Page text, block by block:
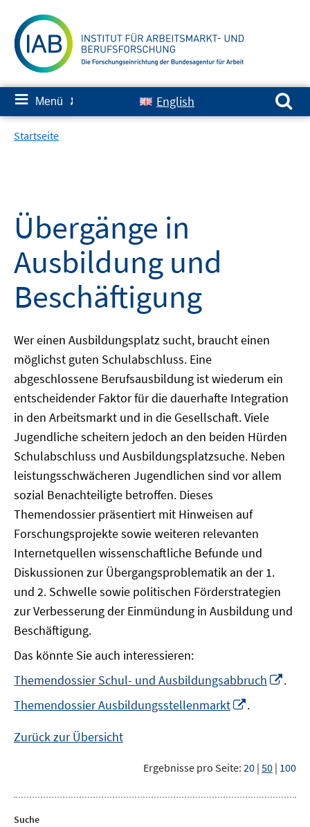
zum
Inhalt
≡ Menü ✘ English
Suchen nach:
Startseite
Übergänge in
Ausbildung und
Beschäftigung
Wer einen Ausbildungsplatz sucht, braucht einen
möglichst guten Schulabschluss. Eine
abgeschlossene Berufsausbildung ist wiederum ein
entscheidender Faktor für die dauerhafte Integration
in den Arbeitsmarkt und in die Gesellschaft. Viele
Jugendliche scheitern jedoch an den beiden Hürden
Schulabschluss und Ausbildungsplatzsuche. Neben
leistungsschwächeren Jugendlichen sind vor allem
sozial Benachteiligte betroffen. Dieses
Themendossier präsentiert mit Hinweisen auf
Forschungsprojekte sowie weiteren relevanten
Internetquellen wissenschaftliche Befunde und
Diskussionen zur Übergangsproblematik an der 1.
und 2. Schwelle sowie politischen Förderstrategien
zur Verbesserung der Einmündung in Ausbildung und
Beschäftigung.
Das könnte Sie auch interessieren:
Themendossier Schul- und Ausbildungsabbruch
.
Themendossier Ausbildungsstellenmarkt
.
Zurück zur Übersicht
Ergebnisse pro Seite: 20 | 50 | 100
Suche